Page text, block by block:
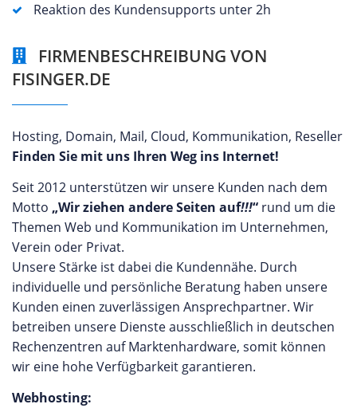
Reaktion des Kundensupports unter 2h
FIRMENBESCHREIBUNG VON
FISINGER.DE
Hosting, Domain, Mail, Cloud, Kommunikation, Reseller
Finden Sie mit uns Ihren Weg ins Internet!
Seit 2012 unterstützen wir unsere Kunden nach dem
Motto „Wir ziehen andere Seiten auf!!!“ rund um die
Themen Web und Kommunikation im Unternehmen,
Verein oder Privat.
Unsere Stärke ist dabei die Kundennähe. Durch
individuelle und persönliche Beratung haben unsere
Kunden einen zuverlässigen Ansprechpartner. Wir
betreiben unsere Dienste ausschließlich in deutschen
Rechenzentren auf Marktenhardware, somit können
wir eine hohe Verfügbarkeit garantieren.
Webhosting: